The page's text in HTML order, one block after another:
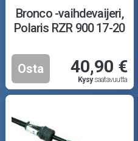
Ajovarusteet
Nastarenkaat
Renkaat ja vanteet
Öljyt ja kemikaalit
Bronco -vaihdevaijeri,
Polaris RZR 900 17-20
Osta 40,90 €
Kysysaatavuutta